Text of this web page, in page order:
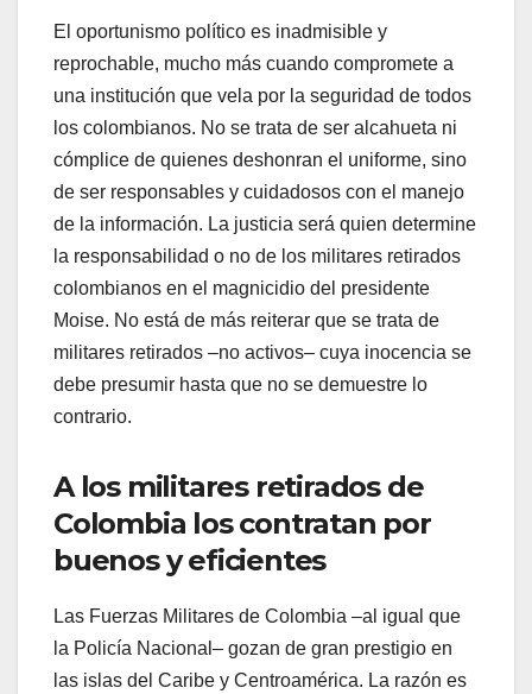
El oportunismo político es inadmisible y
reprochable, mucho más cuando compromete a
una institución que vela por la seguridad de todos
los colombianos. No se trata de ser alcahueta ni
cómplice de quienes deshonran el uniforme, sino
de ser responsables y cuidadosos con el manejo
de la información. La justicia será quien determine
la responsabilidad o no de los militares retirados
colombianos en el magnicidio del presidente
Moise. No está de más reiterar que se trata de
militares retirados –no activos– cuya inocencia se
debe presumir hasta que no se demuestre lo
contrario.
A los militares retirados de
Colombia los contratan por
buenos y eficientes
Las Fuerzas Militares de Colombia –al igual que
la Policía Nacional– gozan de gran prestigio en
las islas del Caribe y Centroamérica. La razón es